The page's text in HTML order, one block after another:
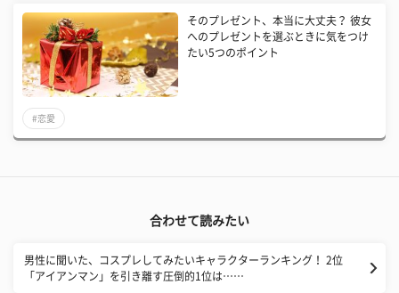
そのプレゼント、本当に大丈夫？ 彼女
へのプレゼントを選ぶときに気をつけ
たい5つのポイント
#恋愛
合わせて読みたい
男性に聞いた、コスプレしてみたいキャラクターランキング！ 2位
「アイアンマン」を引き離す圧倒的1位は……